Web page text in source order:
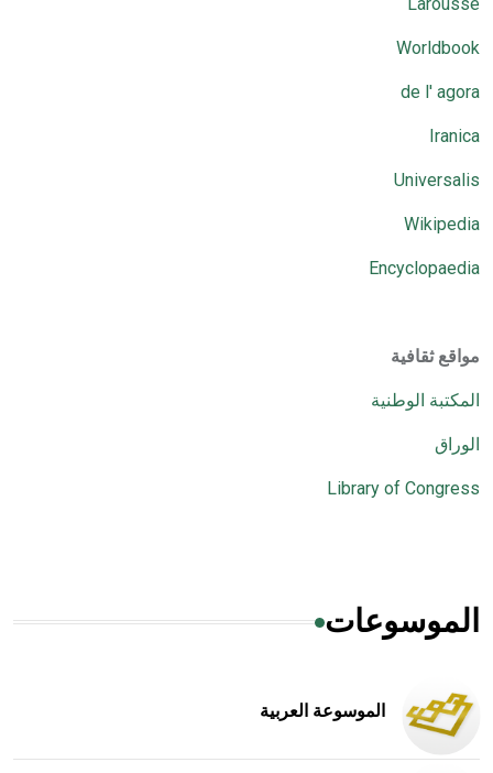
Larousse
Worldbook
de l' agora
Iranica
Universalis
Wikipedia
Encyclopaedia
مواقع ثقافية
المكتبة الوطنية
الوراق
Library of Congress
الموسوعات
الموسوعة العربية